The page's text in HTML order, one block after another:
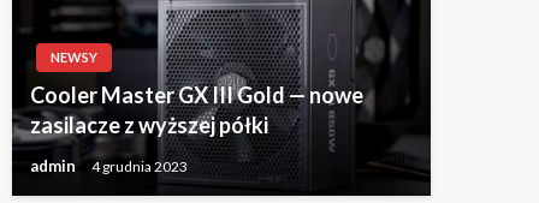
NEWSY
Cooler Master GX III Gold — nowe
zasilacze z wyższej półki
admin 4 grudnia 2023